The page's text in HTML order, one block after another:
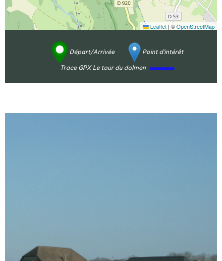
Leaflet |©OpenStreetMap
Départ/Arrivée Point d'intérêt
Trace GPX Le tour du dolmen